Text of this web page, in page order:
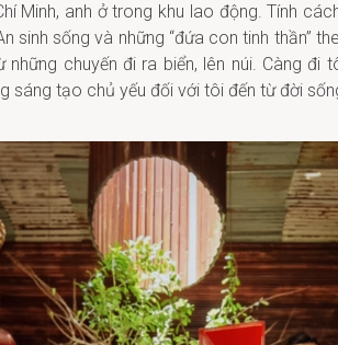
Minh, anh ở trong khu lao động. Tính
sinh sống và những “đứa con tinh thần”
chuyến đi ra biển, lên núi. Càng
sáng tạo chủ yếu đối với tôi đến từ đời